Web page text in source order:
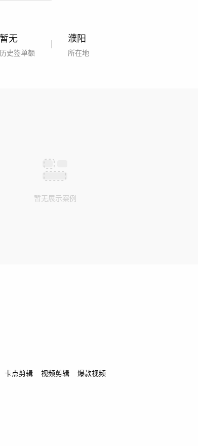
暂无
历史签单额
濮阳
所在地
暂无展示案例
卡点剪辑 视频剪辑 爆款视频